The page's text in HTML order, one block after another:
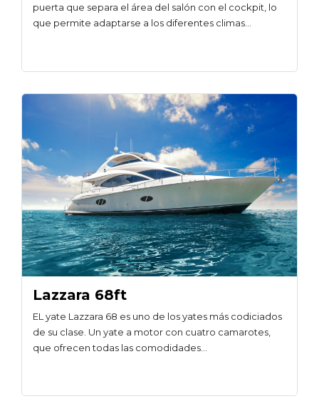
puerta que separa el área del salón con el cockpit, lo
que permite adaptarse a los diferentes climas…
Lazzara 68ft
EL yate Lazzara 68 es uno de los yates más codiciados
de su clase. Un yate a motor con cuatro camarotes,
que ofrecen todas las comodidades…